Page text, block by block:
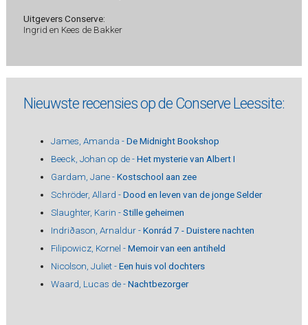
Uitgevers Conserve:
Ingrid en Kees de Bakker
Nieuwste recensies op de Conserve Leessite:
James, Amanda -De Midnight Bookshop
Beeck, Johan op de -Het mysterie van Albert I
Gardam, Jane -Kostschool aan zee
Schröder, Allard -Dood en leven van de jonge Selder
Slaughter, Karin -Stille geheimen
Indriðason, Arnaldur -Konrád 7 - Duistere nachten
Filipowicz, Kornel -Memoir van een antiheld
Nicolson, Juliet -Een huis vol dochters
Waard, Lucas de -Nachtbezorger